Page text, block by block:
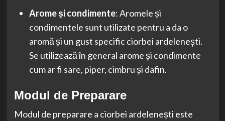
Arome și condimente: Aromele și
condimentele sunt utilizate pentru a da o
aromă și un gust specific ciorbei ardelenești.
Se utilizează în general arome și condimente
cum ar fi sare, piper, cimbru și dafin.
Modul de Preparare
Modul de preparare a ciorbei ardelenești este